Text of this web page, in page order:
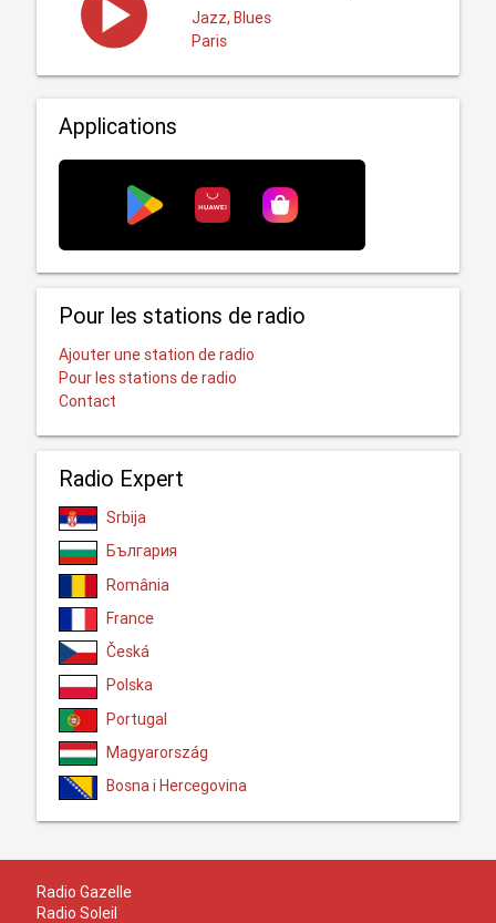
Jazz, Blues
Paris
Applications
Pour les stations de radio
Ajouter une station de radio
Pour les stations de radio
Contact
Radio Expert
Srbija
България
România
France
Česká
Polska
Portugal
Magyarország
Bosna i Hercegovina
Radio Gazelle
Radio Soleil